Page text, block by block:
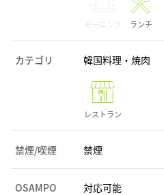
モーニング ランチ
カテゴリ 韓国料理・焼肉
レストラン
禁煙/喫煙 禁煙
OSAMPO
対応可能